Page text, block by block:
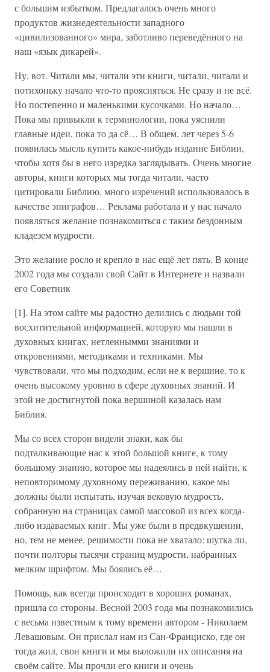
с большим избытком. Предлагалось очень много
продуктов жизнедеятельности западного
«цивилизованного» мира, заботливо переведённого на
наш «язык дикарей».
Ну, вот. Читали мы, читали эти книги, читали, читали и
потихоньку начало что-то проясняться. Не сразу и не всё.
Но постепенно и маленькими кусочками. Но начало…
Пока мы привыкли к терминологии, пока уяснили
главные идеи, пока то да сё… В общем, лет через 5-6
появилась мысль купить какое-нибудь издание Библии,
чтобы хотя бы в него изредка заглядывать. Очень многие
авторы, книги которых мы тогда читали, часто
цитировали Библию, много изречений использовалось в
качестве эпиграфов… Реклама работала и у нас начало
появляться желание познакомиться с таким бездонным
кладезем мудрости.
Это желание росло и крепло в нас ещё лет пять. В конце
2002 года мы создали свой Сайт в Интернете и назвали
его Советник
[1]. На этом сайте мы радостно делились с людьми той
восхитительной информацией, которую мы нашли в
духовных книгах, нетленнымми знаниями и
откровениями, методиками и техниками. Мы
чувствовали, что мы подходим, если не к вершине, то к
очень высокому уровню в сфере духовных знаний. И
этой не достигнутой пока вершиной казалась нам
Библия.
Мы со всех сторон видели знаки, как бы
подталкивающие нас к этой большой книге, к тому
большому знанию, которое мы надеялись в ней найти, к
неповторимому духовному переживанию, какое мы
должны были испытать, изучая вековую мудрость,
собранную на страницах самой массовой из всех когда-
либо издаваемых книг. Мы уже были в предвкушении,
но, тем не менее, решимости пока не хватало: шутка ли,
почти полторы тысячи страниц мудрости, набранных
мелким шрифтом. Мы боялись её…
Помощь, как всегда происходит в хороших романах,
пришла со стороны. Весной 2003 года мы познакомились
с весьма известным к тому времени автором - Николаем
Левашовым. Он прислал нам из Сан-Франциско, где он
тогда жил, свои книги и мы выложили их описания на
своём сайте. Мы прочли его книги и очень